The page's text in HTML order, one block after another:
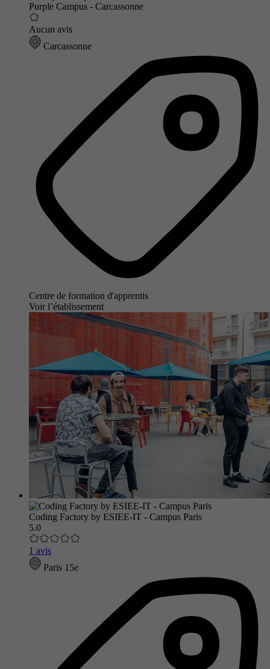
Purple Campus - Carcassonne
Aucun avis
Carcassonne
Centre de formation d'apprentis
Voir l’établissement
Coding Factory by ESIEE-IT - Campus Paris
5.0
1 avis
Paris 15e